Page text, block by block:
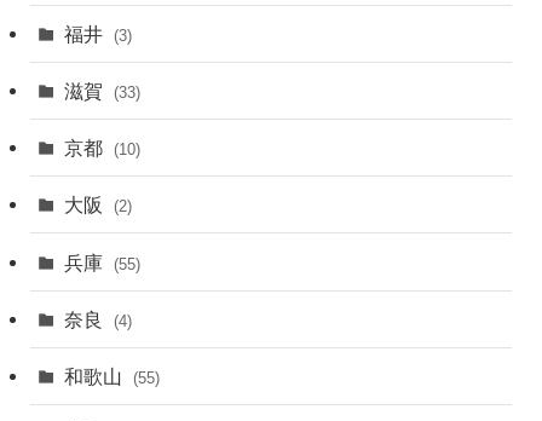
福井 (3)
滋賀 (33)
京都 (10)
大阪 (2)
兵庫 (55)
奈良 (4)
和歌山 (55)